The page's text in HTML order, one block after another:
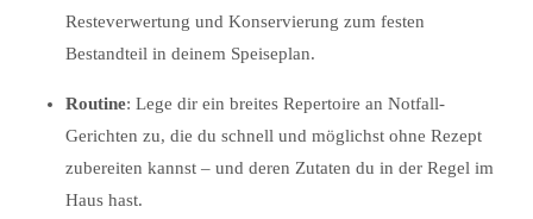
Resteverwertung und Konservierung zum festen
Bestandteil in deinem Speiseplan.
Routine: Lege dir ein breites Repertoire an Notfall-
Gerichten zu, die du schnell und möglichst ohne Rezept
zubereiten kannst – und deren Zutaten du in der Regel im
Haus hast.